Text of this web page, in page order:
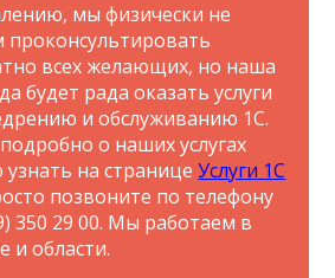
мы физически не
всех желающих, но наша
будет рада оказать услуги
и обслуживанию 1С.
о наших услугах
на страницеУслуги 1С
позвоните по телефону
350 29 00. Мы работаем в
и области.